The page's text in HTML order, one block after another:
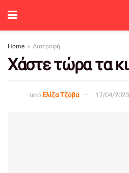
Home Διατροφή
Χάστε τώρα τα
από Ελίζα Τζόβα 17/04/2023